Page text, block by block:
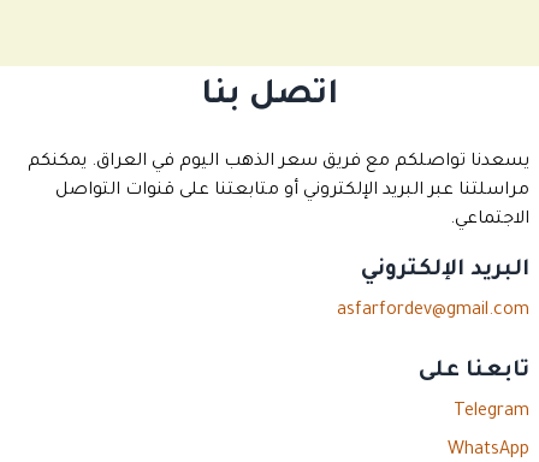
اتصل بنا
يسعدنا تواصلكم مع فريق سعر الذهب اليوم في العراق. يمكنكم
مراسلتنا عبر البريد الإلكتروني أو متابعتنا على قنوات التواصل
الاجتماعي.
البريد الإلكتروني
asfarfordev@gmail.com
تابعنا على
Telegram
WhatsApp